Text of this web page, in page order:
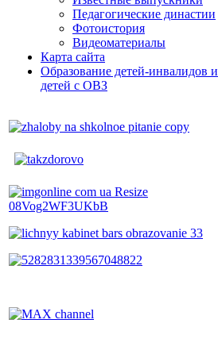
Педагогические династии
Фотоистория
Видеоматериалы
Карта сайта
Образование детей-инвалидов и
детей с ОВЗ